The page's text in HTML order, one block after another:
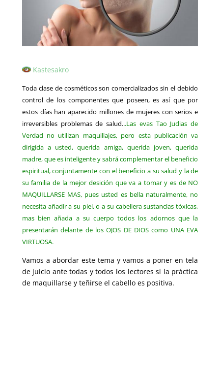
Kastesakro
Toda clase de cosméticos son comercializados sin el debido
control de los componentes que poseen, es así que por
estos días han aparecido millones de mujeres con serios e
irreversibles problemas de salud...Las evas Tao Judias de
Verdad no utilizan maquillajes, pero esta publicación va
dirigida a usted, querida amiga, querida joven, querida
madre, que es inteligente y sabrá complementar el beneficio
espiritual, conjuntamente con el beneficio a su salud y la de
su familia de la mejor desición que va a tomar y es de NO
MAQUILLARSE MAS, pues usted es bella naturalmente, no
necesita añadir a su piel, o a su cabellera sustancias tóxicas,
mas bien añada a su cuerpo todos los adornos que la
presentarán delante de los OJOS DE DIOS como UNA EVA
VIRTUOSA.
Vamos a abordar este tema y vamos a poner en tela
de juicio ante todas y todos los lectores si la práctica
de maquillarse y teñirse el cabello es positiva.